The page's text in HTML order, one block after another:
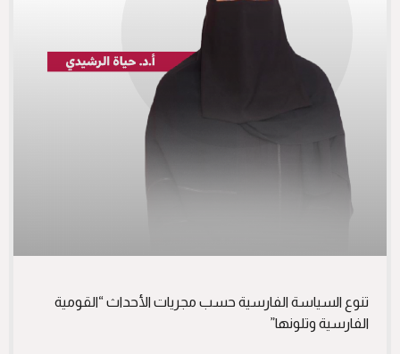
تنوع السياسة الفارسية حسب مجريات الأحداث “القومية
الفارسية وتلونها”